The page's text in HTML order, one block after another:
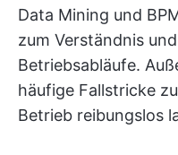
Data Mining und
zum Verständnis
Betriebsabläufe.
häufige Fallstricke
Betrieb reibungslos